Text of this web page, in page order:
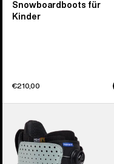
Snowboardboots für
Kinder
€210,00
Photon
Step
On®